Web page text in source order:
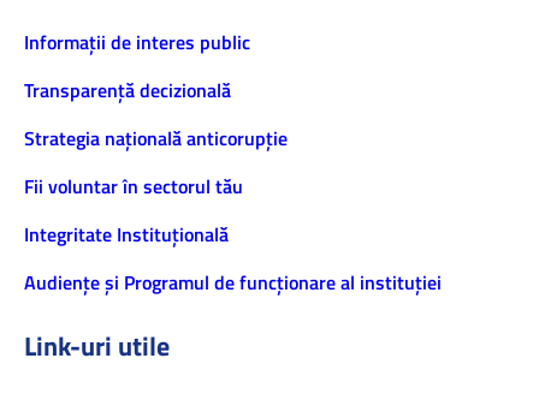
Informaţii de interes public
Transparență decizională
Strategia națională anticorupție
Fii voluntar în sectorul tău
Integritate Instituțională
Audiențe și Programul de funcționare al instituției
Link-uri utile